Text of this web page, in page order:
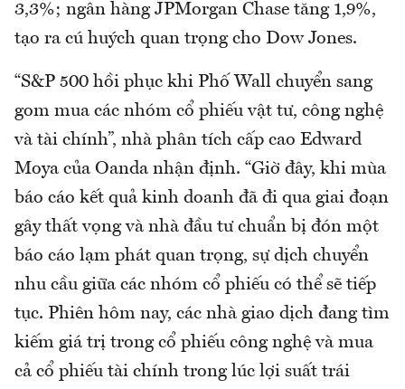
3,3%; ngân hàng JPMorgan Chase tăng 1,9%,
tạo ra cú huých quan trọng cho Dow Jones.
“S&P 500 hồi phục khi Phố Wall chuyển sang
gom mua các nhóm cổ phiếu vật tư, công nghệ
và tài chính”, nhà phân tích cấp cao Edward
Moya của Oanda nhận định. “Giờ đây, khi mùa
báo cáo kết quả kinh doanh đã đi qua giai đoạn
gây thất vọng và nhà đầu tư chuẩn bị đón một
báo cáo lạm phát quan trọng, sự dịch chuyển
nhu cầu giữa các nhóm cổ phiếu có thể sẽ tiếp
tục. Phiên hôm nay, các nhà giao dịch đang tìm
kiếm giá trị trong cổ phiếu công nghệ và mua
cả cổ phiếu tài chính trong lúc lợi suất trái